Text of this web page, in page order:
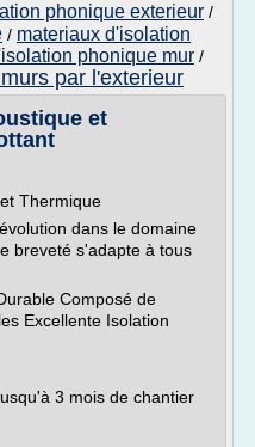
phonique exterieur /
/ materiaux d'isolation
phonique mur /
par l'exterieur
et
Thermique
dans le domaine
breveté s'adapte à tous
Composé de
Excellente Isolation
3 mois de chantier